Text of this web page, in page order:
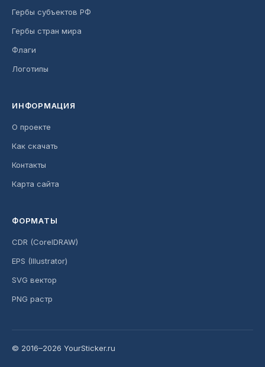
Гербы субъектов РФ
Гербы стран мира
Флаги
Логотипы
ИНФОРМАЦИЯ
О проекте
Как скачать
Контакты
Карта сайта
ФОРМАТЫ
CDR (CorelDRAW)
EPS (Illustrator)
SVG вектор
PNG растр
© 2016–2026 YourSticker.ru